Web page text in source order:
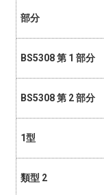
部分
BS5308 第 1 部分
BS5308 第 2 部分
1型
類型 2